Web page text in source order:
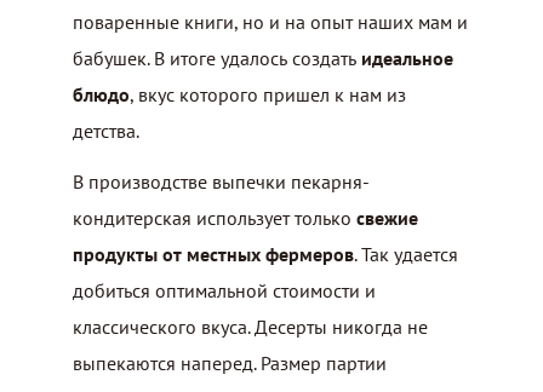
поваренные книги, но и на опыт наших мам и
бабушек. В итоге удалось создать идеальное
блюдо, вкус которого пришел к нам из
детства.
В производстве выпечки пекарня-
кондитерская использует только свежие
продукты от местных фермеров. Так удается
добиться оптимальной стоимости и
классического вкуса. Десерты никогда не
выпекаются наперед. Размер партии